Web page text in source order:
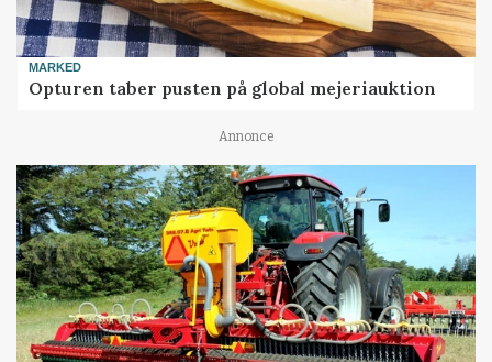
MARKED
Opturen taber pusten på global mejeriauktion
Annonce